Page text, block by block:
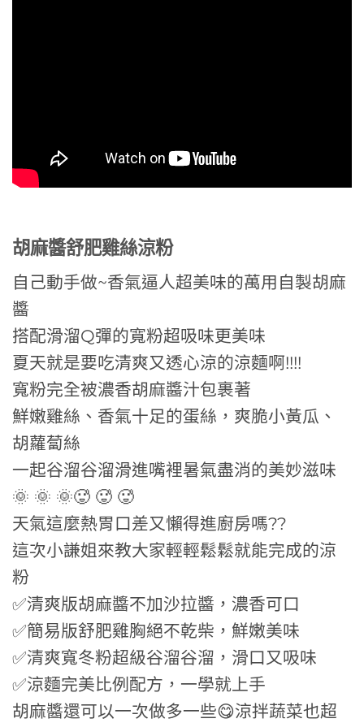
胡麻醬舒肥雞絲涼粉
自己動手做~香氣逼人超美味的萬用自製胡麻
醬
搭配滑溜Q彈的寬粉超吸味更美味
夏天就是要吃清爽又透心涼的涼麵啊!!!!
寬粉完全被濃香胡麻醬汁包裹著
鮮嫩雞絲、香氣十足的蛋絲，爽脆小黃瓜、
胡蘿蔔絲
一起谷溜谷溜滑進嘴裡暑氣盡消的美妙滋味
🌞 🌞 🌞🥵 🥵 🥵
天氣這麼熱胃口差又懶得進廚房嗎??
這次小謙姐來教大家輕輕鬆鬆就能完成的涼
粉
✅清爽版胡麻醬不加沙拉醬，濃香可口
✅簡易版舒肥雞胸絕不乾柴，鮮嫩美味
✅清爽寬冬粉超級谷溜谷溜，滑口又吸味
✅涼麵完美比例配方，一學就上手
胡麻醬還可以一次做多一些😋涼拌蔬菜也超